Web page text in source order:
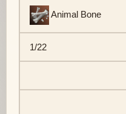
Animal Bone
1/22